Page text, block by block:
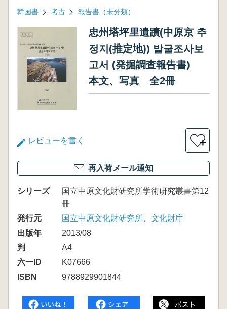
韓国書 考古 報告書（未分類）
忠州塔坪里遺蹟(中原京 추
정지(推定地)) 발굴조사보
고서 (発掘調査報告書)
本文、写真 全2冊
レビューを書く ＋
再入荷メール通知
シリーズ
国立中原文化財研究所学術研究叢書第12
冊
発行元
国立中原文化財研究所、文化財庁
出版年
2013/08
判
A4
六一ID
K07666
ISBN
9788929901844